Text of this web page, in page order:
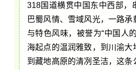
318国道横贯中国东中西部，
巴蜀风情、雪域风光，一路
与特色风味，被誉为“中国人
海起点的温润雅致，到川渝大
到藏地高原的清冽圣洁，这条